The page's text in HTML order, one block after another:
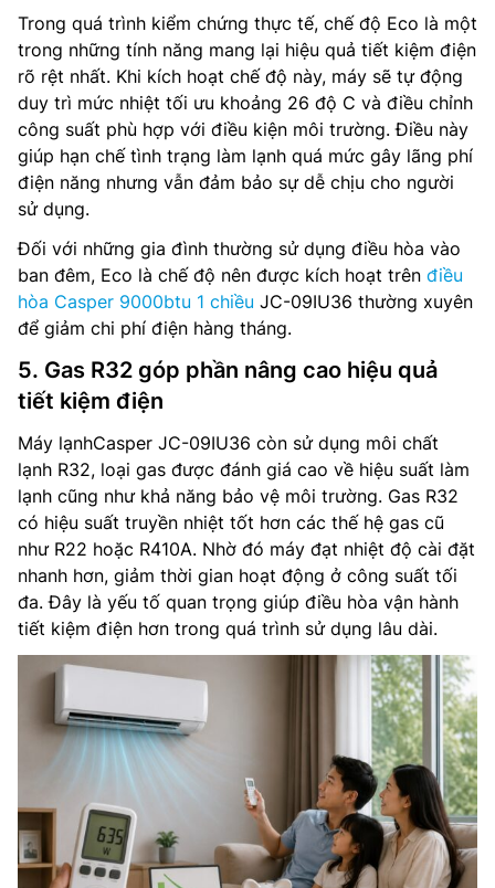
Trong quá trình kiểm chứng thực tế, chế độ Eco là một
trong những tính năng mang lại hiệu quả tiết kiệm điện
rõ rệt nhất. Khi kích hoạt chế độ này, máy sẽ tự động
duy trì mức nhiệt tối ưu khoảng 26 độ C và điều chỉnh
công suất phù hợp với điều kiện môi trường. Điều này
giúp hạn chế tình trạng làm lạnh quá mức gây lãng phí
điện năng nhưng vẫn đảm bảo sự dễ chịu cho người
sử dụng.
Đối với những gia đình thường sử dụng điều hòa vào
ban đêm, Eco là chế độ nên được kích hoạt trên điều
hòa Casper 9000btu 1 chiều JC-09IU36 thường xuyên
để giảm chi phí điện hàng tháng.
5. Gas R32 góp phần nâng cao hiệu quả
tiết kiệm điện
Máy lạnhCasper JC-09IU36 còn sử dụng môi chất
lạnh R32, loại gas được đánh giá cao về hiệu suất làm
lạnh cũng như khả năng bảo vệ môi trường. Gas R32
có hiệu suất truyền nhiệt tốt hơn các thế hệ gas cũ
như R22 hoặc R410A. Nhờ đó máy đạt nhiệt độ cài đặt
nhanh hơn, giảm thời gian hoạt động ở công suất tối
đa. Đây là yếu tố quan trọng giúp điều hòa vận hành
tiết kiệm điện hơn trong quá trình sử dụng lâu dài.